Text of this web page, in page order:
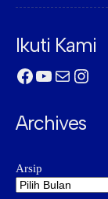
Ikuti Kami
Facebook
YouTube
Mail
Archives
Arsip